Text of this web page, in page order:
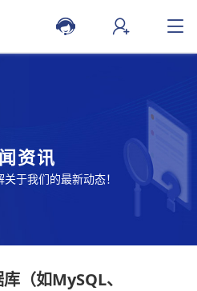
资讯
于我们的最新动态！
（如MySQL、